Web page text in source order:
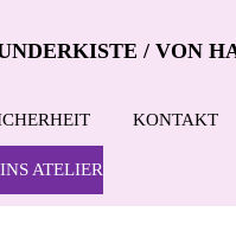
/ VON
KONTAKT
ATELIER